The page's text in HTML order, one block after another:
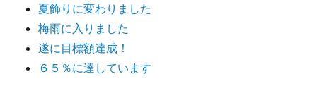
夏飾りに変わりました
梅雨に入りました
遂に目標額達成！
６５％に達しています